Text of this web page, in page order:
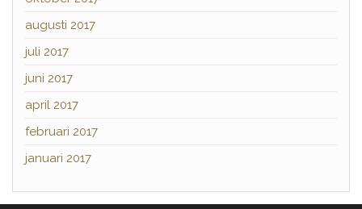
augusti 2017
juli 2017
juni 2017
april 2017
februari 2017
januari 2017